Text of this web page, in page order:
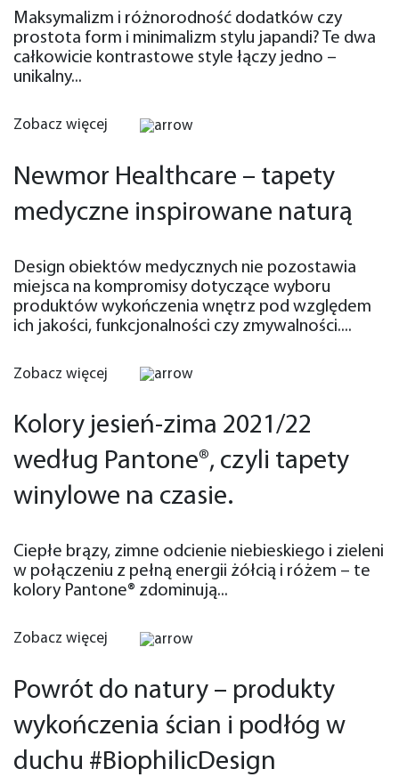
Maksymalizm i różnorodność dodatków czy
prostota form i minimalizm stylu japandi? Te dwa
całkowicie kontrastowe style łączy jedno –
unikalny...
Zobacz więcej
Newmor Healthcare – tapety
medyczne inspirowane naturą
Design obiektów medycznych nie pozostawia
miejsca na kompromisy dotyczące wyboru
produktów wykończenia wnętrz pod względem
ich jakości, funkcjonalności czy zmywalności....
Zobacz więcej
Kolory jesień-zima 2021/22
według Pantone®, czyli tapety
winylowe na czasie.
Ciepłe brązy, zimne odcienie niebieskiego i zieleni
w połączeniu z pełną energii żółcią i różem – te
kolory Pantone® zdominują...
Zobacz więcej
Powrót do natury – produkty
wykończenia ścian i podłóg w
duchu #BiophilicDesign